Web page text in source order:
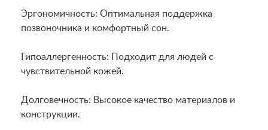
Эргономичность: Оптимальная поддержка
позвоночника и комфортный сон.
Гипоаллергенность: Подходит для людей с
чувствительной кожей.
Долговечность: Высокое качество материалов и
конструкции.